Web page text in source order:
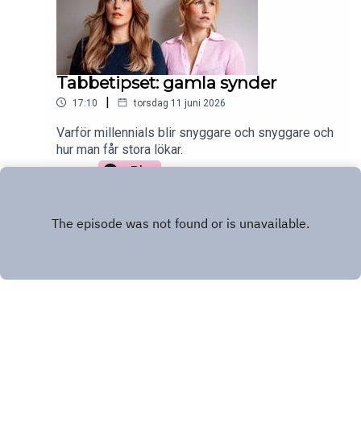
Tabbetipset: gamla synder
17:10 | torsdag 11 juni 2026
Varför millennials blir snyggare och snyggare och
hur man får stora lökar.
Play